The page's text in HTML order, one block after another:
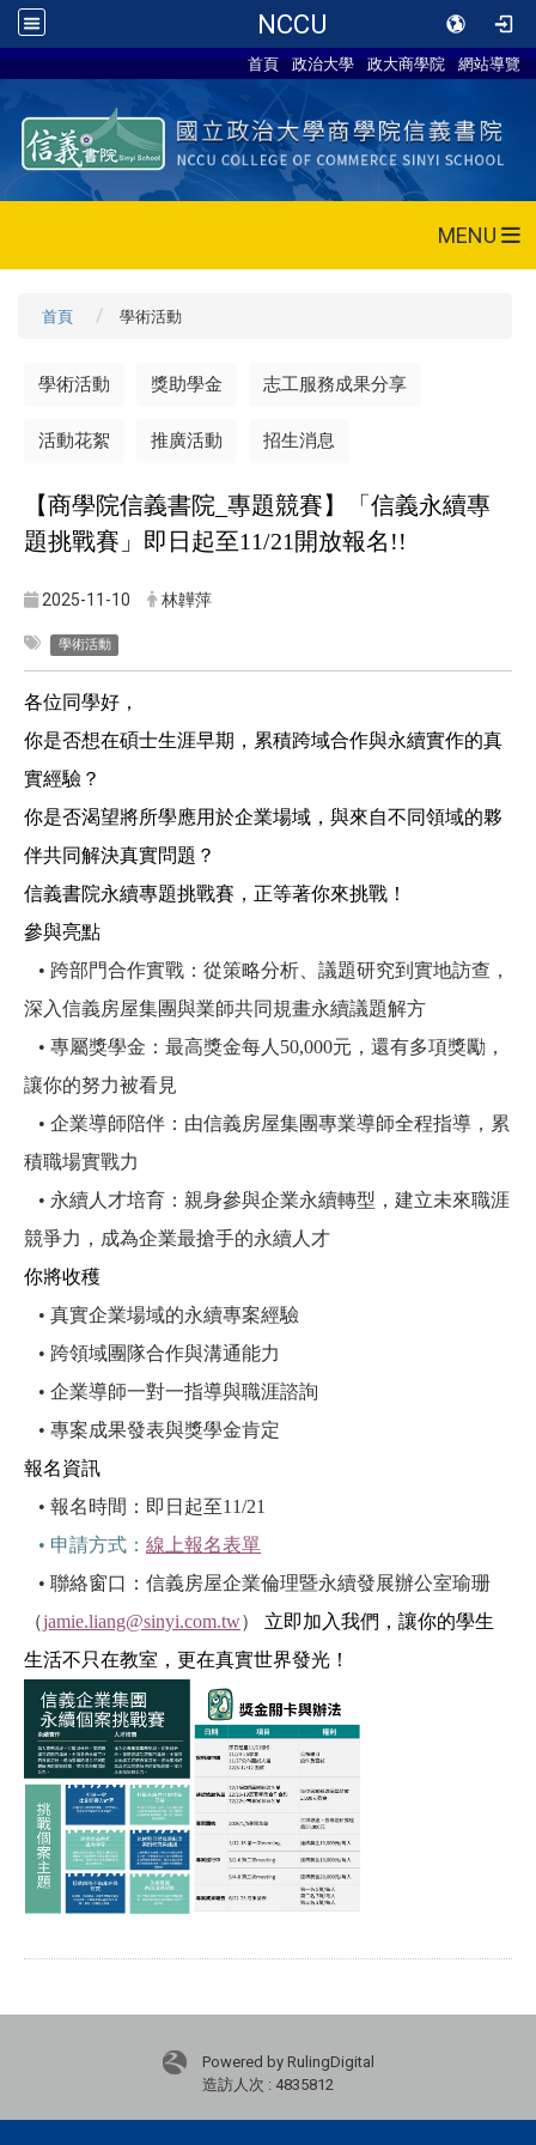
NCCU
首頁 政治大學 政大商學院 網站導覽
MENU
首頁 學術活動
學術活動 獎助學金 志工服務成果分享
活動花絮 推廣活動 招生消息
【商學院信義書院_專題競賽】「信義永續專
題挑戰賽」即日起至11/21開放報名!!
2025-11-10 林韡萍
學術活動
各位同學好，
你是否想在碩士生涯早期，累積跨域合作與永續實作的真
實經驗？
你是否渴望將所學應用於企業場域，與來自不同領域的夥
伴共同解決真實問題？
信義書院永續專題挑戰賽，正等著你來挑戰！
參與亮點
• 跨部門合作實戰：從策略分析、議題研究到實地訪查，
深入信義房屋集團與業師共同規畫永續議題解方
• 專屬獎學金：最高獎金每人50,000元，還有多項獎勵，
讓你的努力被看見
• 企業導師陪伴：由信義房屋集團專業導師全程指導，累
積職場實戰力
• 永續人才培育：親身參與企業永續轉型，建立未來職涯
競爭力，成為企業最搶手的永續人才
你將收穫
• 真實企業場域的永續專案經驗
• 跨領域團隊合作與溝通能力
• 企業導師一對一指導與職涯諮詢
• 專案成果發表與獎學金肯定
報名資訊
• 報名時間：即日起至11/21
• 申請方式： 線上報名表單
• 聯絡窗口：信義房屋企業倫理暨永續發展辦公室瑜珊
（jamie.liang@sinyi.com.tw）
立即加入我們，讓你的學生
生活不只在教室，更在真實世界發光！
Powered by RulingDigital
造訪人次 : 4835812